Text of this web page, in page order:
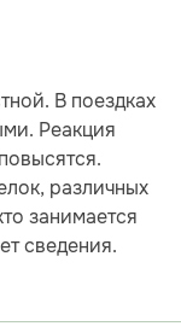
В поездках
Реакция
различных
занимается
сведения.